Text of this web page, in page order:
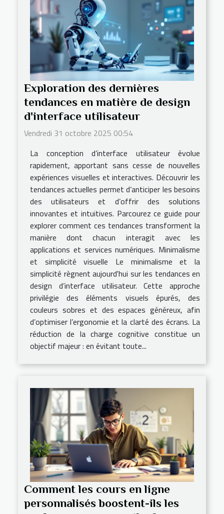
Exploration des dernières
tendances en matière de design
d'interface utilisateur
Vendredi 31 octobre 2025 00:54
La conception d’interface utilisateur évolue
rapidement, apportant sans cesse de nouvelles
expériences visuelles et interactives. Découvrir les
tendances actuelles permet d’anticiper les besoins
des utilisateurs et d’offrir des solutions
innovantes et intuitives. Parcourez ce guide pour
explorer comment ces tendances transforment la
manière dont chacun interagit avec les
applications et services numériques. Minimalisme
et simplicité visuelle Le minimalisme et la
simplicité règnent aujourd'hui sur les tendances en
design d’interface utilisateur. Cette approche
privilégie des éléments visuels épurés, des
couleurs sobres et des espaces généreux, afin
d’optimiser l’ergonomie et la clarté des écrans. La
réduction de la charge cognitive constitue un
objectif majeur : en évitant toute...
Comment les cours en ligne
personnalisés boostent-ils les